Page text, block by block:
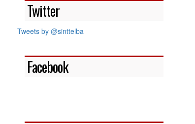
Twitter
Tweets by @sinttelba
Facebook